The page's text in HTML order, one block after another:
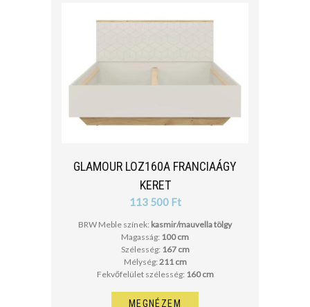
GLAMOUR LOZ160A FRANCIAÁGY
KERET
113 500 Ft
BRW Meble színek: kasmir/mauvella tölgy
Magasság: 100 cm
Szélesség: 167 cm
Mélység: 211 cm
Fekvőfelület szélesség: 160 cm
MEGNÉZEM